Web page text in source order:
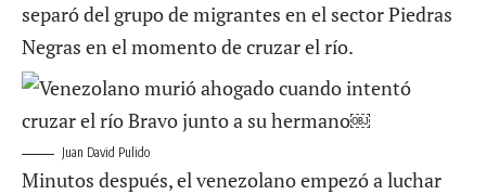
separó del grupo de migrantes en el sector Piedras
Negras en el momento de cruzar el río.
Juan David Pulido
Minutos después, el venezolano empezó a luchar